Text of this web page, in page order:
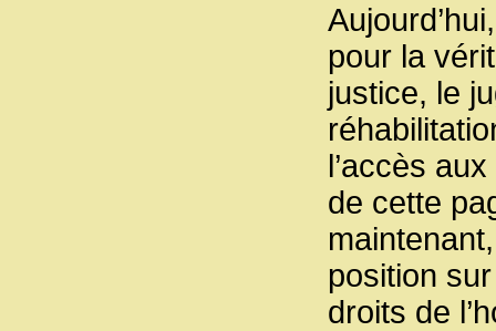
pour la
justice, le
l’accès
de cette
position
droits de